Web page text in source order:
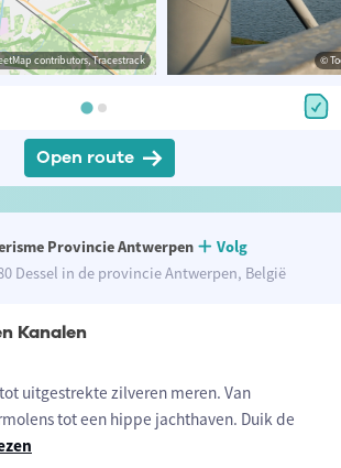
contributors, Tracestrack ©
Open route
Provincie Antwerpen
Volg
Dessel in de provincie Antwerpen, België
Kanalen
uitgestrekte zilveren meren. Van
tot een hippe jachthaven. Duik de